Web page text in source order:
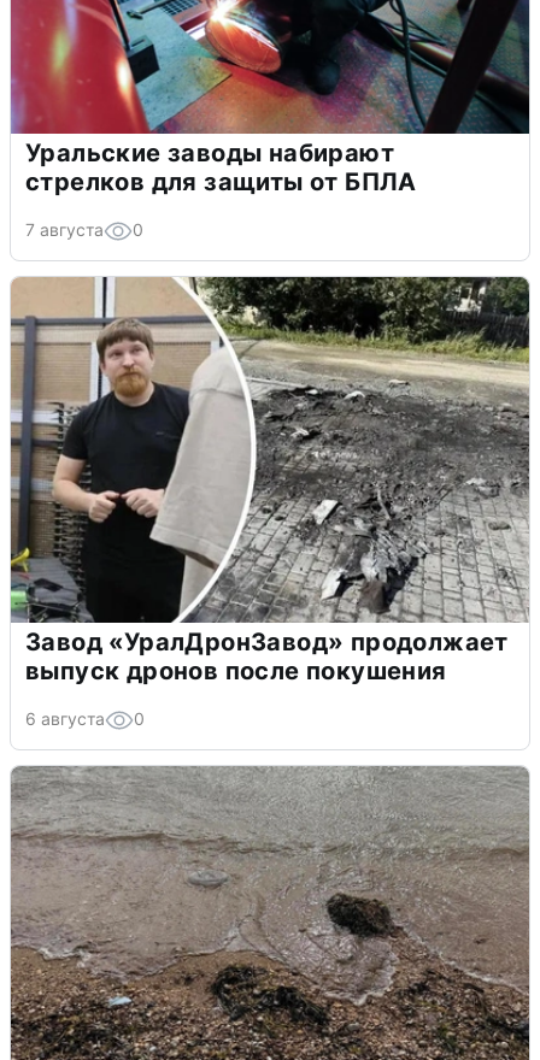
Уральские заводы набирают
стрелков для защиты от БПЛА
7 августа 0
Завод «УралДронЗавод» продолжает
выпуск дронов после покушения
6 августа 0